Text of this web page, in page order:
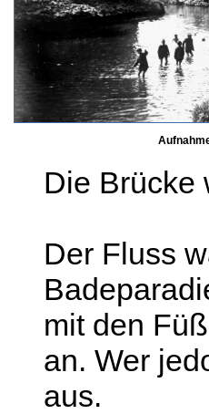
Die Brücke
Der Fluss
mit den
an. Wer
aus.